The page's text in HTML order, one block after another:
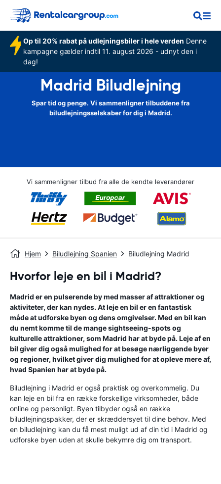
Op til 20% rabat på udlejningsbiler i hele verden Denne
kampagne gælder indtil 11. august 2026 - udnyt den i
dag!
Madrid Biludlejning
Spar tid og penge. Vi sammenligner tilbuddene fra
biludlejningsselskaber for dig i Madrid.
Vi sammenligner tilbud fra alle de kendte leverandører
Hjem Biludlejning Spanien Biludlejning Madrid
Hvorfor leje en bil i Madrid?
Madrid er en pulserende by med masser af attraktioner og
aktiviteter, der kan nydes. At leje en bil er en fantastisk
måde at udforske byen og dens omgivelser. Med en bil kan
du nemt komme til de mange sightseeing-spots og
kulturelle attraktioner, som Madrid har at byde på. Leje af en
bil giver dig også mulighed for at besøge nærliggende byer
og regioner, hvilket giver dig mulighed for at opleve mere af,
hvad Spanien har at byde på.
Biludlejning i Madrid er også praktisk og overkommelig. Du
kan leje en bil fra en række forskellige virksomheder, både
online og personligt. Byen tilbyder også en række
biludlejningspakker, der er skræddersyet til dine behov. Med
en biludlejning kan du få mest muligt ud af din tid i Madrid og
udforske byen uden at skulle bekymre dig om transport.